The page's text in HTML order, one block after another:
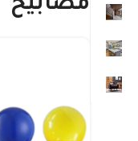
مصابيح